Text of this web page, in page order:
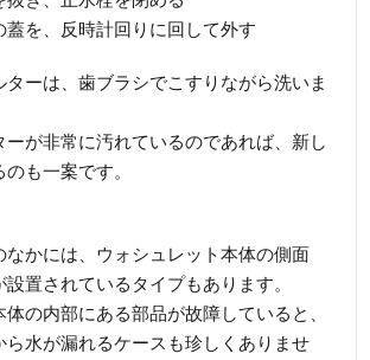
蓋を、反時計回りに回して外す
ーは、歯ブラシでこすりながら洗いま
ーが非常に汚れているのであれば、新し
も一案です。
なかには、ウォシュレット本体の側面
置されているタイプもあります。
の内部にある部品が故障していると、
ら水が漏れるケースも珍しくありませ